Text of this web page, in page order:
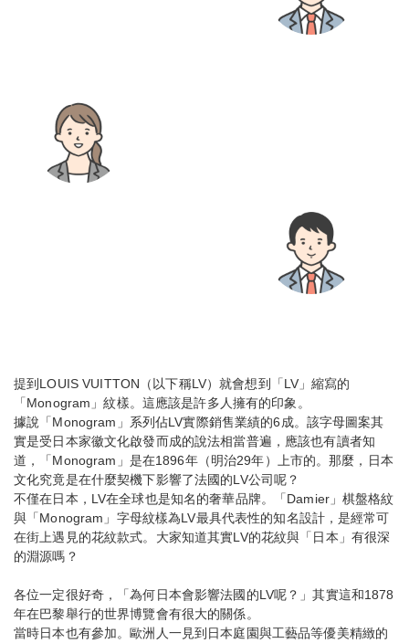
提到LOUIS VUITTON（以下稱LV）就會想到「LV」縮寫的
「Monogram」紋樣。這應該是許多人擁有的印象。
據說「Monogram」系列佔LV實際銷售業績的6成。該字母圖案其
實是受日本家徽文化啟發而成的說法相當普遍，應該也有讀者知
道，「Monogram」是在1896年（明治29年）上市的。那麼，日本
文化究竟是在什麼契機下影響了法國的LV公司呢？
不僅在日本，LV在全球也是知名的奢華品牌。「Damier」棋盤格紋
與「Monogram」字母紋樣為LV最具代表性的知名設計，是經常可
在街上遇見的花紋款式。大家知道其實LV的花紋與「日本」有很深
的淵源嗎？
各位一定很好奇，「為何日本會影響法國的LV呢？」其實這和1878
年在巴黎舉行的世界博覽會有很大的關係。
當時日本也有參加。歐洲人一見到日本庭園與工藝品等優美精緻的